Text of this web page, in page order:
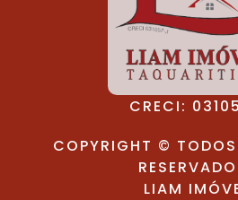
CRECI:
COPYRIGHT ©
LIAM